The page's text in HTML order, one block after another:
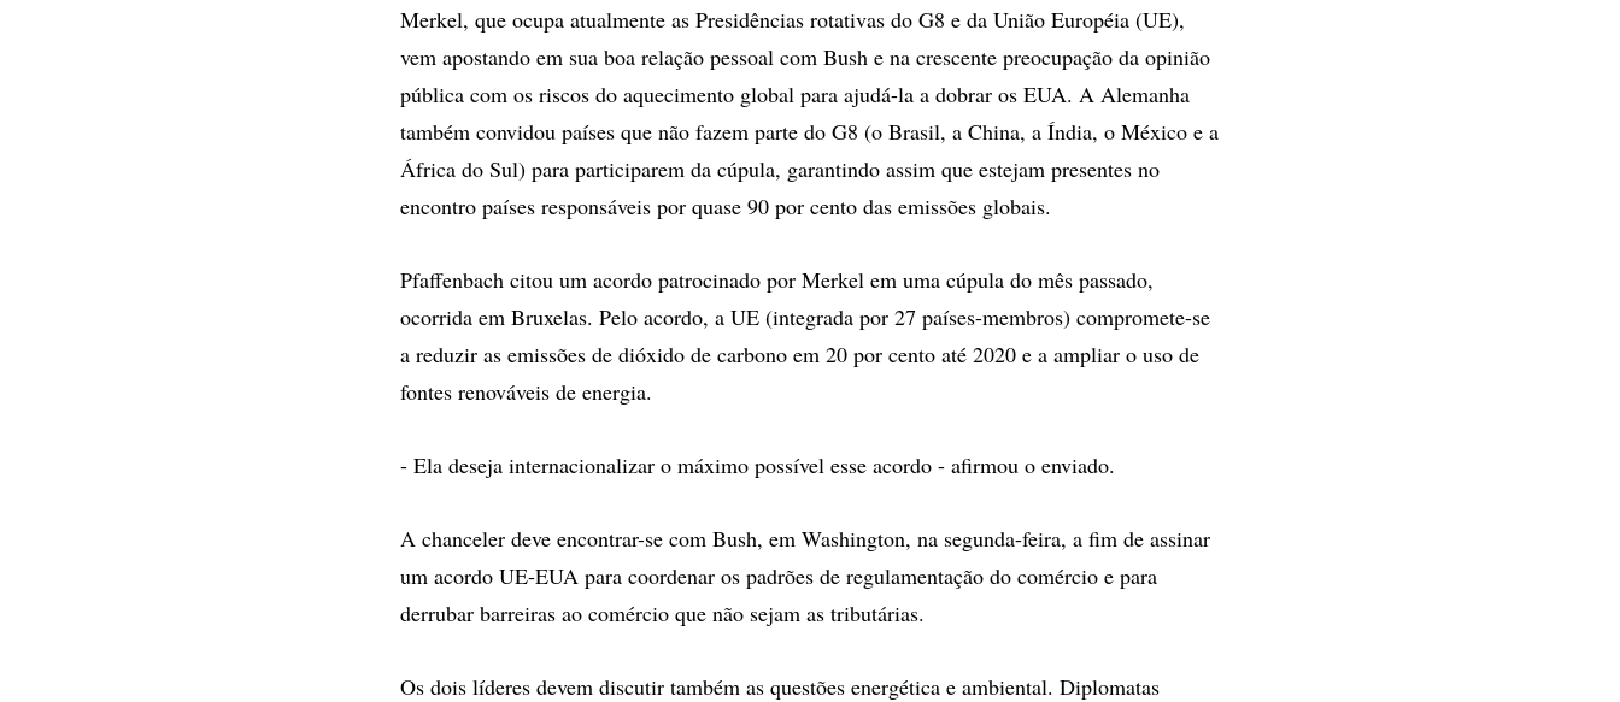
Merkel, que ocupa atualmente as Presidências rotativas do G8 e da União Européia (UE),
vem apostando em sua boa relação pessoal com Bush e na crescente preocupação da opinião
pública com os riscos do aquecimento global para ajudá-la a dobrar os EUA. A Alemanha
também convidou países que não fazem parte do G8 (o Brasil, a China, a Índia, o México e a
África do Sul) para participarem da cúpula, garantindo assim que estejam presentes no
encontro países responsáveis por quase 90 por cento das emissões globais.
Pfaffenbach citou um acordo patrocinado por Merkel em uma cúpula do mês passado,
ocorrida em Bruxelas. Pelo acordo, a UE (integrada por 27 países-membros) compromete-se
a reduzir as emissões de dióxido de carbono em 20 por cento até 2020 e a ampliar o uso de
fontes renováveis de energia.
- Ela deseja internacionalizar o máximo possível esse acordo - afirmou o enviado.
A chanceler deve encontrar-se com Bush, em Washington, na segunda-feira, a fim de assinar
um acordo UE-EUA para coordenar os padrões de regulamentação do comércio e para
derrubar barreiras ao comércio que não sejam as tributárias.
Os dois líderes devem discutir também as questões energética e ambiental. Diplomatas